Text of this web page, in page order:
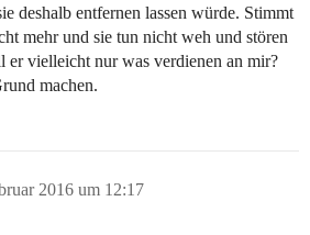
deshalb entfernen lassen würde. Stimmt
mehr und sie tun nicht weh und stören
er vielleicht nur was verdienen an mir?
machen.
2016 um 12:17